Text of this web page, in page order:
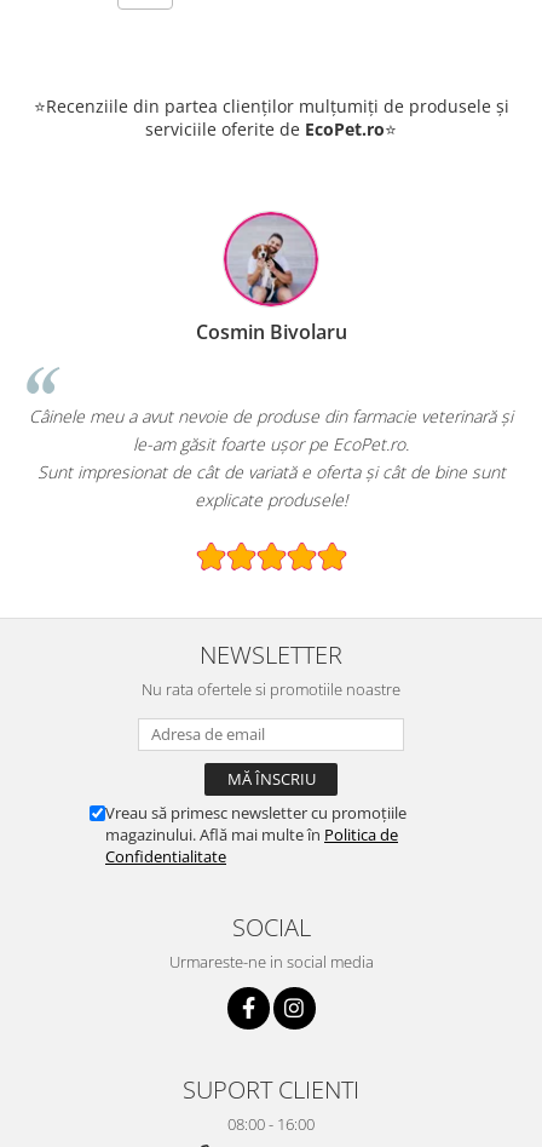
⭐Recenziile din partea clienților mulțumiți de produsele și
serviciile oferite de EcoPet.ro⭐
Cosmin Bivolaru
Câinele meu a avut nevoie de produse din farmacie veterinară și
le-am găsit foarte ușor pe EcoPet.ro.
Sunt impresionat de cât de variată e oferta și cât de bine sunt
explicate produsele!
NEWSLETTER
Nu rata ofertele si promotiile noastre
Vreau să primesc newsletter cu promoțiile
magazinului. Află mai multe în Politica de
Confidentialitate
SOCIAL
Urmareste-ne in social media
SUPORT CLIENTI
08:00 - 16:00